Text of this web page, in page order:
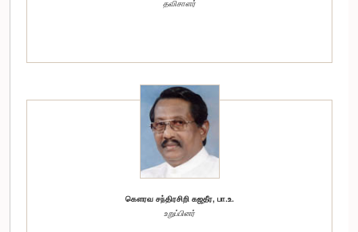
தவிசாளர்
கௌரவ சந்திரசிறி கஜதீர, பா.உ.
உறுப்பினர்